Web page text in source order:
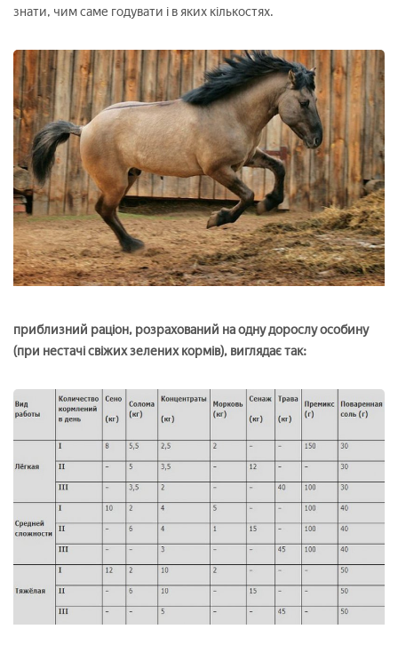
знати, чим саме годувати і в яких кількостях.
приблизний раціон, розрахований на одну дорослу особину
(при нестачі свіжих зелених кормів), виглядає так: